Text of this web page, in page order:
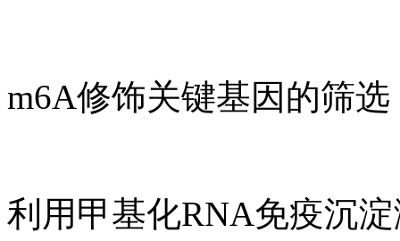
m6A修饰关键基因的筛选
利用甲基化RNA免疫沉